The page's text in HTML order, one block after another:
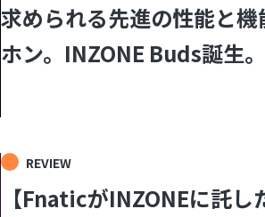
求められる先進の性能と
ホン。INZONE Buds誕生。
REVIEW
【FnaticがINZONEに託し